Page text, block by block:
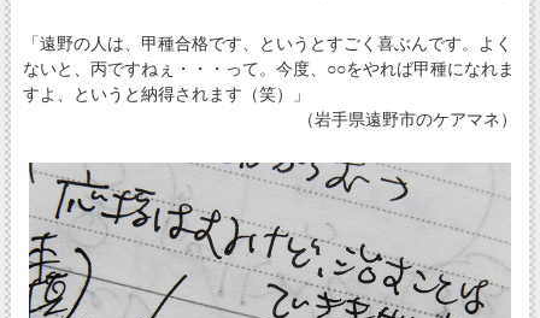
「遠野の人は、甲種合格です、というとすごく喜ぶんです。よく
ないと、丙ですねぇ・・・って。今度、○○をやれば甲種になれま
すよ、というと納得されます（笑）」
（岩手県遠野市のケアマネ）